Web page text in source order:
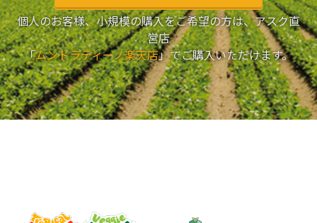
個人のお客様、小規模の購入をご希望の方は、アスク直
営店
「ムンドラティーノ楽天店」でご購入いただけます。